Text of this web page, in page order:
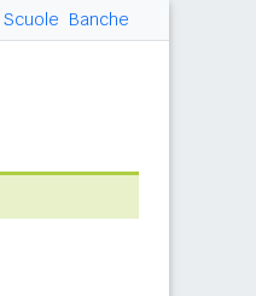
Scuole Banche